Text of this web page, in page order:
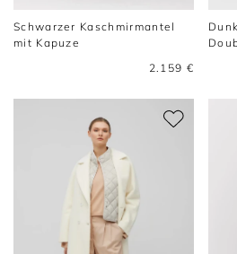
Schwarzer Kaschmirmantel
mit Kapuze
2.159 €